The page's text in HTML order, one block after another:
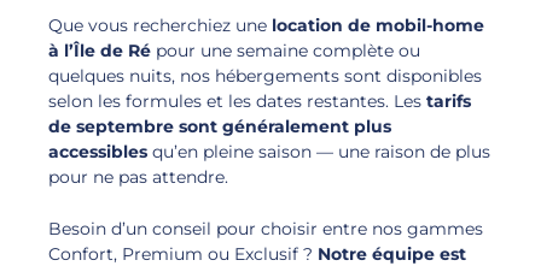
Que vous recherchiez une location de mobil-home
à l’Île de Ré pour une semaine complète ou
quelques nuits, nos hébergements sont disponibles
selon les formules et les dates restantes. Les tarifs
de septembre sont généralement plus
accessibles qu’en pleine saison — une raison de plus
pour ne pas attendre.
Besoin d’un conseil pour choisir entre nos gammes
Confort, Premium ou Exclusif ? Notre équipe est